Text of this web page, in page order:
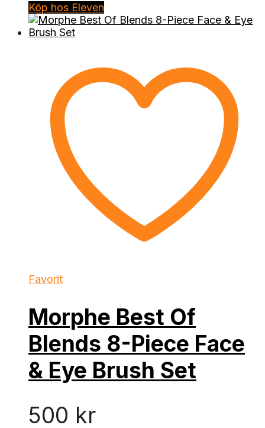
Köp hos Eleven
Favorit
Morphe Best Of
Blends 8-Piece Face
& Eye Brush Set
500 kr